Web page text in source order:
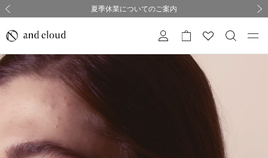
採用のご案内
熊本県熊本地方を震源とする地震の影響について
夏季休業についてのご案内
購入証明書ペーパーレス化のお知らせ
採用のご案内
熊本県熊本地方を震源とする地震の影響について